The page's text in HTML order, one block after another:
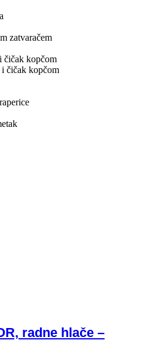
zatvaračem
čičak kopčom
i čičak kopčom
radne hlače –